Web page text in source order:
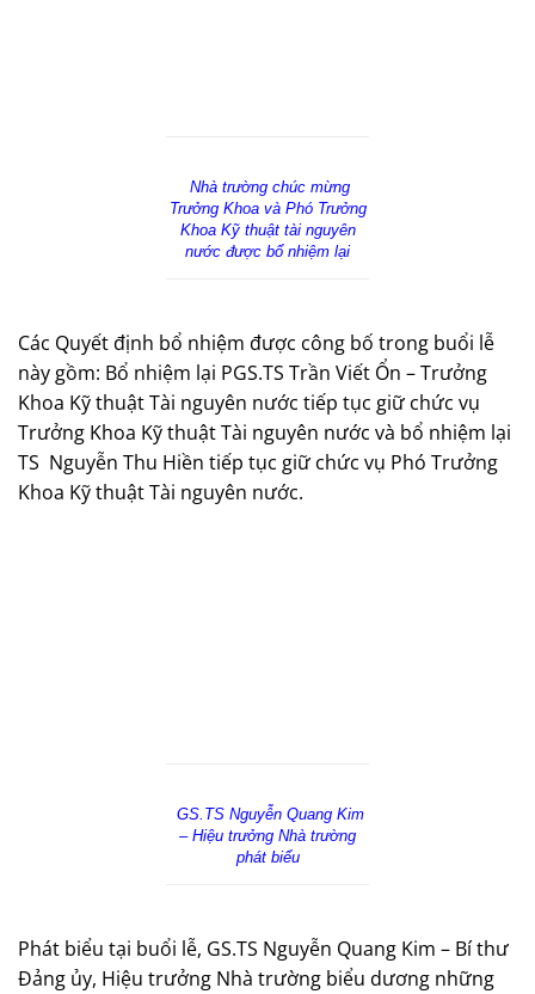
Nhà trường chúc mừng
Trưởng Khoa và Phó Trưởng
Khoa Kỹ thuật tài nguyên
nước được bổ nhiệm lại
Các Quyết định bổ nhiệm được công bố trong buổi lễ
này gồm: Bổ nhiệm lại PGS.TS Trần Viết Ổn – Trưởng
Khoa Kỹ thuật Tài nguyên nước tiếp tục giữ chức vụ
Trưởng Khoa Kỹ thuật Tài nguyên nước và bổ nhiệm lại
TS Nguyễn Thu Hiền tiếp tục giữ chức vụ Phó Trưởng
Khoa Kỹ thuật Tài nguyên nước.
GS.TS Nguyễn Quang Kim
– Hiệu trưởng Nhà trường
phát biểu
Phát biểu tại buổi lễ, GS.TS Nguyễn Quang Kim – Bí thư
Đảng ủy, Hiệu trưởng Nhà trường biểu dương những